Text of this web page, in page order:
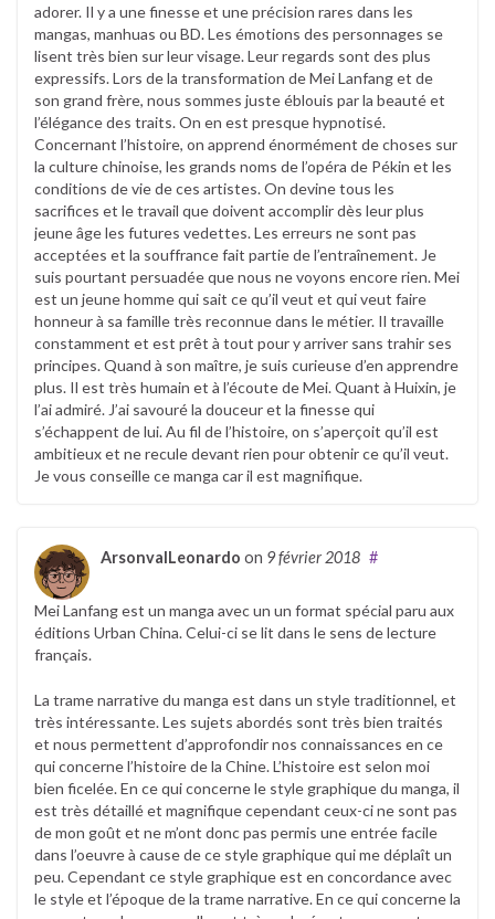
adorer. Il y a une finesse et une précision rares dans les
mangas, manhuas ou BD. Les émotions des personnages se
lisent très bien sur leur visage. Leur regards sont des plus
expressifs. Lors de la transformation de Mei Lanfang et de
son grand frère, nous sommes juste éblouis par la beauté et
l’élégance des traits. On en est presque hypnotisé.
Concernant l’histoire, on apprend énormément de choses sur
la culture chinoise, les grands noms de l’opéra de Pékin et les
conditions de vie de ces artistes. On devine tous les
sacrifices et le travail que doivent accomplir dès leur plus
jeune âge les futures vedettes. Les erreurs ne sont pas
acceptées et la souffrance fait partie de l’entraînement. Je
suis pourtant persuadée que nous ne voyons encore rien. Mei
est un jeune homme qui sait ce qu’il veut et qui veut faire
honneur à sa famille très reconnue dans le métier. Il travaille
constamment et est prêt à tout pour y arriver sans trahir ses
principes. Quand à son maître, je suis curieuse d’en apprendre
plus. Il est très humain et à l’écoute de Mei. Quant à Huixin, je
l’ai admiré. J’ai savouré la douceur et la finesse qui
s’échappent de lui. Au fil de l’histoire, on s’aperçoit qu’il est
ambitieux et ne recule devant rien pour obtenir ce qu’il veut.
Je vous conseille ce manga car il est magnifique.
ArsonvalLeonardo on 9 février 2018 #
Mei Lanfang est un manga avec un un format spécial paru aux
éditions Urban China. Celui-ci se lit dans le sens de lecture
français.
La trame narrative du manga est dans un style traditionnel, et
très intéressante. Les sujets abordés sont très bien traités
et nous permettent d’approfondir nos connaissances en ce
qui concerne l’histoire de la Chine. L’histoire est selon moi
bien ficelée. En ce qui concerne le style graphique du manga, il
est très détaillé et magnifique cependant ceux-ci ne sont pas
de mon goût et ne m’ont donc pas permis une entrée facile
dans l’oeuvre à cause de ce style graphique qui me déplaît un
peu. Cependant ce style graphique est en concordance avec
le style et l’époque de la trame narrative. En ce qui concerne la